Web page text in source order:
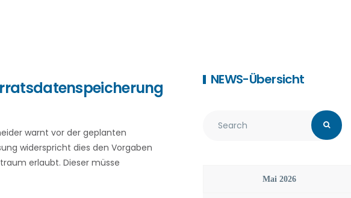
warnt vor der geplanten
widerspricht dies den Vorgaben
erlaubt. Dieser müsse
NEWS-Übersicht
Mai 2026